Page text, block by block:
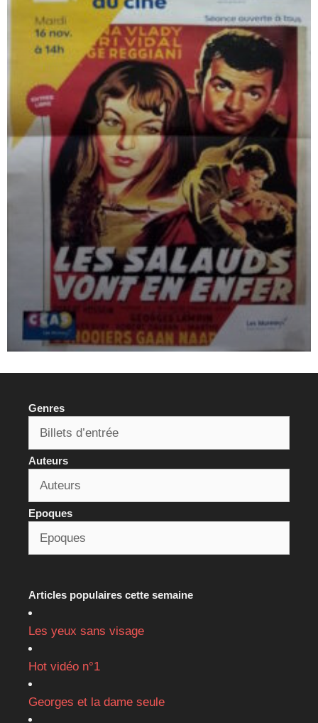
Genres
Auteurs
Epoques
Articles populaires cette semaine
Les yeux sans visage
Hot vidéo n°1
Georges et la dame seule